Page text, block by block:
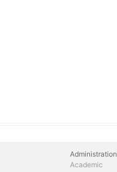
Administration
Academic